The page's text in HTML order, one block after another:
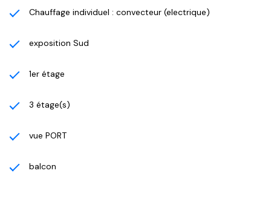
Chauffage individuel : convecteur (electrique)
exposition Sud
1er étage
3 étage(s)
vue PORT
balcon